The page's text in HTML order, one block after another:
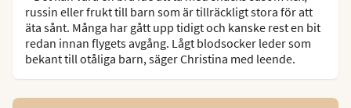
russin eller frukt till barn som är tillräckligt stora för att
äta sånt. Många har gått upp tidigt och kanske rest en bit
redan innan flygets avgång. Lågt blodsocker leder som
bekant till otåliga barn, säger Christina med leende.